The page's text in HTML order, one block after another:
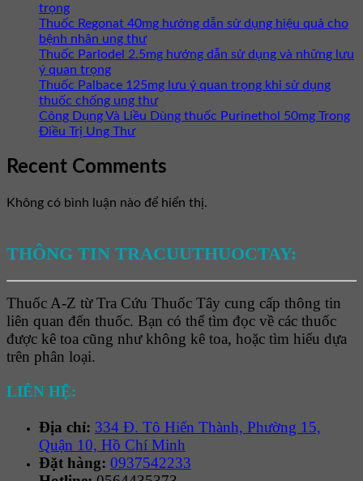
trọng
Thuốc Regonat 40mg hướng dẫn sử dụng hiệu quả cho
bệnh nhân ung thư
Thuốc Parlodel 2.5mg hướng dẫn sử dụng và những lưu
ý quan trọng
Thuốc Palbace 125mg lưu ý quan trọng khi sử dụng
thuốc chống ung thư
Công Dụng Và Liều Dùng thuốc Purinethol 50mg Trong
Điều Trị Ung Thư
Recent Comments
Không có bình luận nào để hiển thị.
THÔNG TIN TRACUUTHUOCTAY:
Thuốc A-Z từ Tra Cứu Thuốc Tây cung cấp thông tin
liên quan đến thuốc. Bạn có thể tìm đọc về các thuốc
được kê toa cũng như không kê toa, hoặc tìm hiểu dựa
trên phân loại.
LIÊN HỆ:
Địa chỉ: 334 Đ. Tô Hiến Thành, Phường 15,
Quận 10, Hồ Chí Minh
Đặt hàng: 0937542233